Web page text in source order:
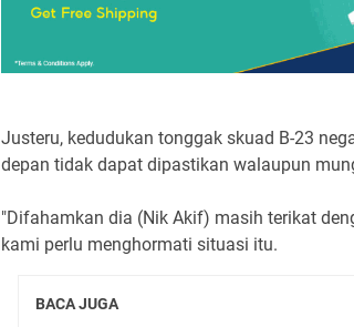
Justeru, kedudukan tonggak skuad B-23
depan tidak dapat dipastikan walaupun
"Difahamkan dia (Nik Akif) masih terikat
kami perlu menghormati situasi itu.
BACA JUGA